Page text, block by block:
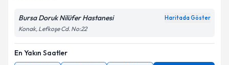
Bursa Doruk Nilüfer Hastanesi Haritada Göster
Konak, Lefkoşe Cd. No:22
En Yakın Saatler